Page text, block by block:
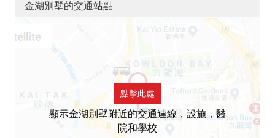
金湖別墅的交通站點
點擊此處
顯示金湖別墅附近的交通連線，設施，醫
院和學校